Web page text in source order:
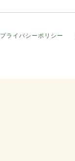
プライバシーポリシー